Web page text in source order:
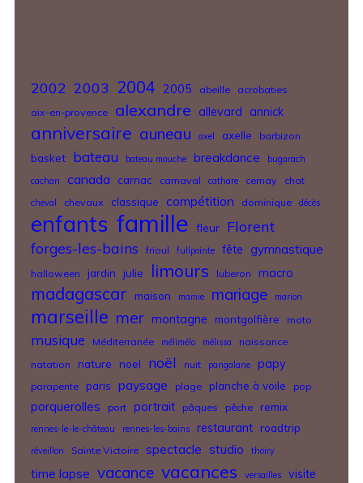
2002 2003 2004 2005 abeille
acrobaties
aix-en-provence
alexandre allevard annick
anniversaire auneau axel axelle barbizon
basket bateau bateau mouche breakdance
bugarach
cachan
canada carnac carnaval cathare cernay chat
cheval chevaux classique compétition dominique décès
enfants famille fleur Florent
forges-les-bains frioul fullpointe fête gymnastique
halloween jardin julie limours luberon macro
madagascar maison mamie mariage marion
marseille mer montagne montgolfière moto
musique Méditerranée mélimélo mélissa
naissance
natation
nature noel noël nuit pangalane papy
parapente paris paysage plage planche à voile pop
porquerolles port portrait pâques pêche remix
rennes-le-le-château rennes-les-bains restaurant roadtrip
réveillon Sainte Victoire spectacle studio thoiry
time lapse vacance vacances versailles visite